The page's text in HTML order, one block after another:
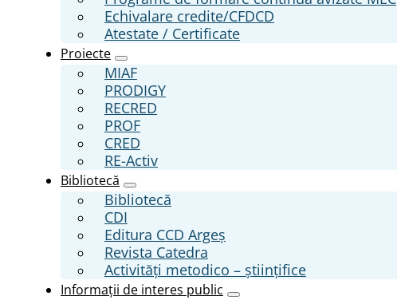
Echivalare credite/CFDCD
Atestate / Certificate
Proiecte
MIAF
PRODIGY
RECRED
PROF
CRED
RE-Activ
Bibliotecă
Bibliotecă
CDI
Editura CCD Argeş
Revista Catedra
Activități metodico – științifice
Informații de interes public